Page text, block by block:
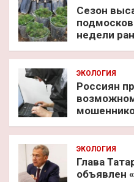
Сезон
недели
ЭКОЛОГИЯ
Россиян
ЭКОЛОГИЯ
Глава
объявлен